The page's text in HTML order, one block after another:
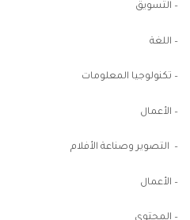
– التسويق
– اللغة
– تكنولوجيا المعلومات
– الأعمال
– التصوير وصناعة الأفلام
– الأعمال
– المحتوى